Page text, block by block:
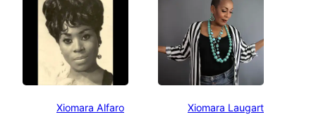
Xiomara Alfaro Xiomara Laugart